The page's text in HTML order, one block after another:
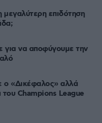
μεγαλύτερη επιδότηση
για να αποφύγουμε την
«Δικέφαλος» αλλά
του Champions League